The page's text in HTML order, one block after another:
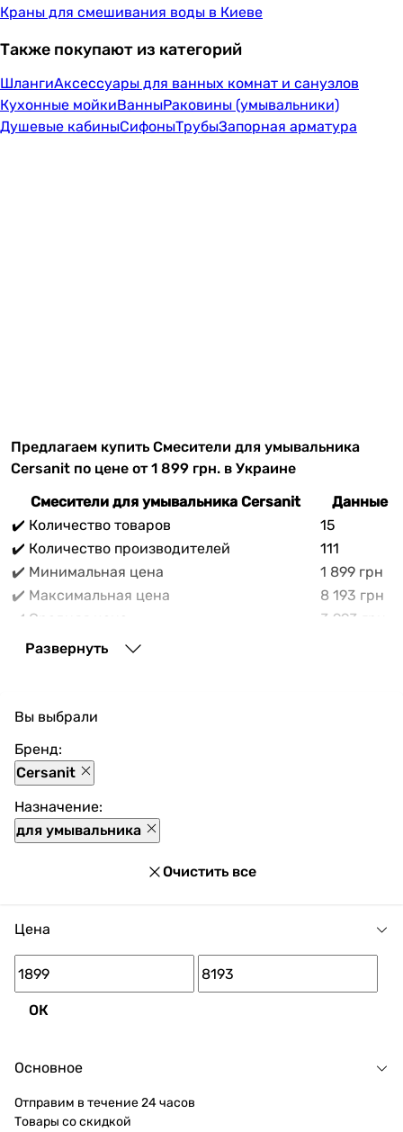
Краны для смешивания воды в Киеве
Также покупают из категорий
ШлангиАксессуары для ванных комнат и санузлов
Кухонные мойкиВанныРаковины (умывальники)
Душевые кабиныСифоныТрубыЗапорная арматура
Предлагаем купить Смесители для умывальника
Cersanit по цене от 1 899 грн. в Украине
Смесители для умывальника Cersanit
Данные
✔️ Количество товаров
15
✔️ Количество производителей
111
✔️ Минимальная цена
1 899 грн
✔️ Максимальная цена
8 193 грн
✔️ Средняя цена
3 993 грн
В прайс-каталоге vencon.ua Смесители для
разнообразные способы оплаты, покупка в кредит и
множество акций и скидок для каждого покупателя.
Развернуть
Вы выбрали
Бренд:
Cersanit
Назначение:
для умывальника
Очистить все
Цена
ОК
Основное
Отправим в течение 24 часов
Товары со скидкой